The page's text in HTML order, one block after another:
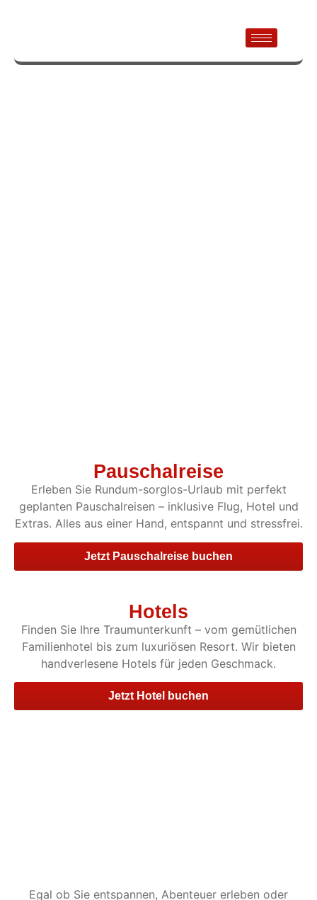
Pauschalreise
Erleben Sie Rundum-sorglos-Urlaub mit perfekt
geplanten Pauschalreisen – inklusive Flug, Hotel und
Extras. Alles aus einer Hand, entspannt und stressfrei.
Jetzt Pauschalreise buchen
Hotels
Finden Sie Ihre Traumunterkunft – vom gemütlichen
Familienhotel bis zum luxuriösen Resort. Wir bieten
handverlesene Hotels für jeden Geschmack.
Jetzt Hotel buchen
Egal ob Sie entspannen, Abenteuer erleben oder